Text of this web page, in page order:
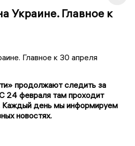
Украине. Главное к
продолжают следить за
24 февраля там проходит
Каждый день мы информируем
новостях.